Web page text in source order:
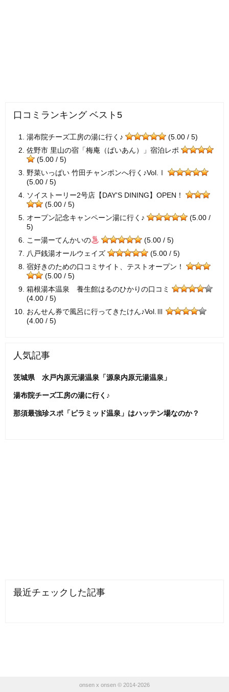
口コミランキング ベスト5
湯布院チーズ工房の湯に行く♪
(5.00 / 5)
佐野市 里山の宿「梅庵（ばいあん）」宿泊レポ
(5.00 / 5)
野菜いっぱい 竹田チャンポンへ行く♪Vol.Ⅰ
(5.00 / 5)
ソイストーリー2号店【DAY'S DINING】OPEN！
(5.00 / 5)
オープン記念キャンペーン湯に行く♪
(5.00 /
5)
こー湯ーてんかいの
(5.00 / 5)
八戸銭湯オールウェイズ
(5.00 / 5)
宿好きのための口コミサイト、テストオープン！
(5.00 / 5)
箱根湯本温泉 養生館はるのひかりの口コミ
(4.00 / 5)
おんせん券で風呂に行ってきたけん♪Vol.Ⅲ
(4.00 / 5)
人気記事
茨城県 水戸内原元湯温泉「源泉内原元湯温泉」
湯布院チーズ工房の湯に行く♪
那須最強珍スポ「ピラミッド温泉」はハッテン場なのか？
最近チェックした記事
onsen x onsen © 2014-2026